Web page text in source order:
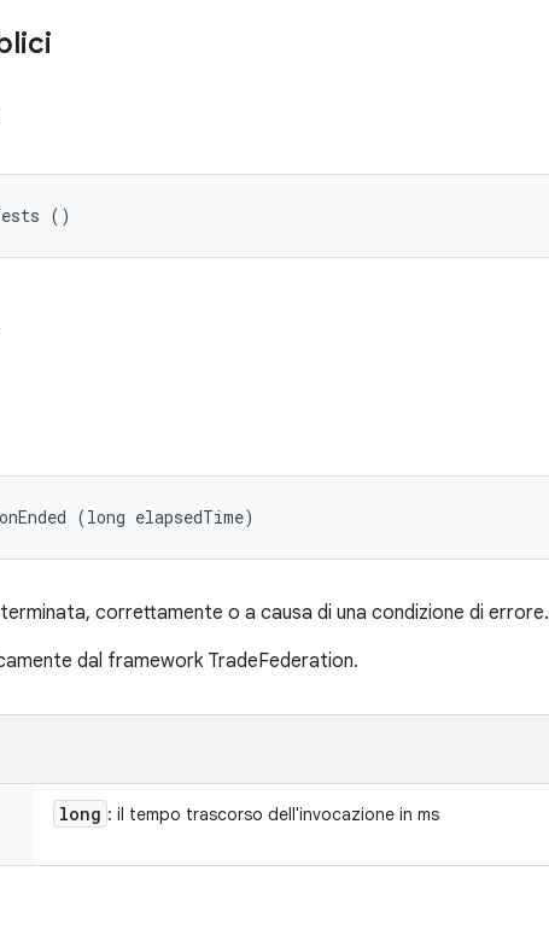
()
(long elapsedTime)
correttamente o a causa di una condizione di errore.
dal framework TradeFederation.
long : il tempo trascorso dell'invocazione in ms